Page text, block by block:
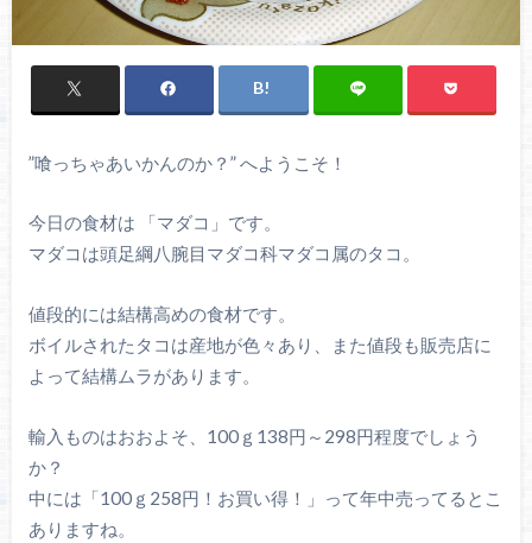
”喰っちゃあいかんのか？” へようこそ！
今日の食材は 「マダコ」です。
マダコは頭足綱八腕目マダコ科マダコ属のタコ。
値段的には結構高めの食材です。
ボイルされたタコは産地が色々あり、また値段も販売店に
よって結構ムラがあります。
輸入ものはおおよそ、100ｇ138円～298円程度でしょう
か？
中には「100ｇ258円！お買い得！」って年中売ってるとこ
ありますね。